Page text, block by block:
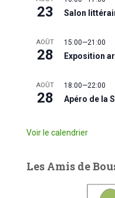
23 Salon
AOÛT
28
15:00—21:00
Exposition
AOÛT
28
18:00—22:00
Apéro de la
Voir le calendrier
Les Amis de